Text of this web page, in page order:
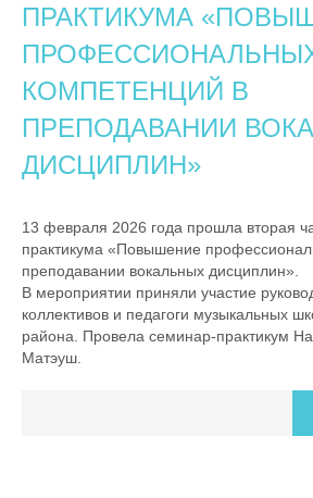
ПРАКТИКУМА
КОМПЕТЕНЦИЙ В
ПРЕПОДАВАНИИ
ДИСЦИПЛИН»
13 февраля 2026 года прошла вторая
практикума «Повышение
преподавании вокальных дисциплин».
В мероприятии приняли участие
коллективов и педагоги музыкальных
района. Провела семинар-практикум
Матэуш.